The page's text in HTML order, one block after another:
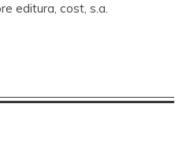
editura, cost, s.a.